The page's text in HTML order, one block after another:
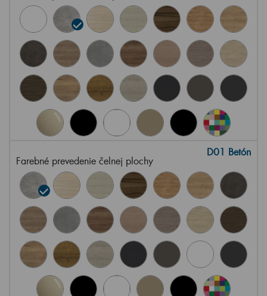
Farebné prevedenie čelnej plochy
D01 Betón